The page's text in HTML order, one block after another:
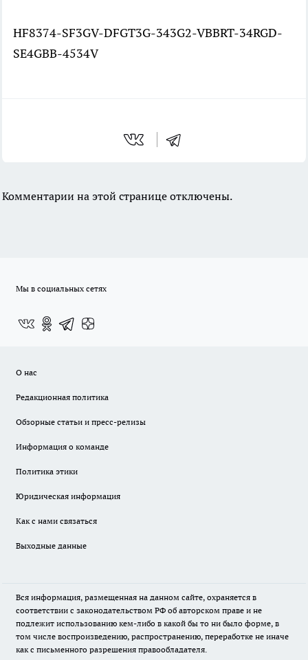
HF8374-SF3GV-DFGT3G-343G2-VBBRT-34RGD-
SE4GBB-4534V
Комментарии на этой странице отключены.
Мы в социальных сетях
О нас
Редакционная политика
Обзорные статьи и пресс-релизы
Информация о команде
Политика этики
Юридическая информация
Как с нами связаться
Выходные данные
Вся информация, размещенная на данном сайте, охраняется в
соответствии с законодательством РФ об авторском праве и не
подлежит использованию кем-либо в какой бы то ни было форме, в
том числе воспроизведению, распространению, переработке не иначе
как с письменного разрешения правообладателя.